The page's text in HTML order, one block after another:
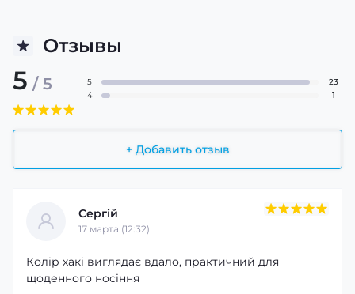
Отзывы
5 / 5
+ Добавить отзыв
5
23
4
1
Сергій
17 марта (12:32)
Колір хакі виглядає вдало, практичний для
щоденного носіння